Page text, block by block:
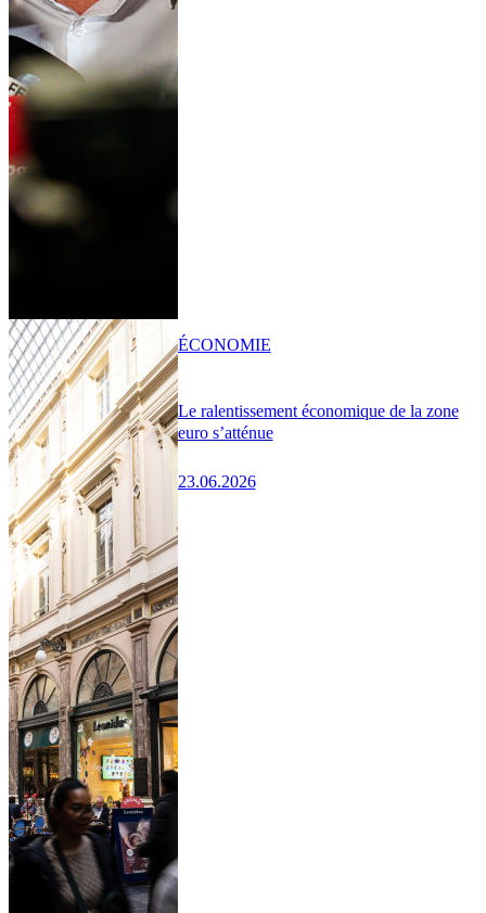
Le ralentissement économique de la zone
euro s’atténue
23.06.2026
ÉCONOMIE